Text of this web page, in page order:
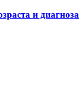
и диагноза